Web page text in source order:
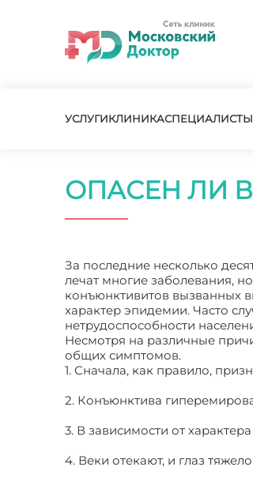
УСЛУГИКЛИНИКАСПЕЦИАЛИСТЫ
ОПАСЕН ЛИ
За последние несколько
лечат многие заболевания,
конъюнктивитов вызванных
характер эпидемии. Часто
нетрудоспособности
Несмотря на различные
общих симптомов.
1. Сначала, как правило,
2. Конъюнктива
3. В зависимости от
4. Веки отекают, и глаз